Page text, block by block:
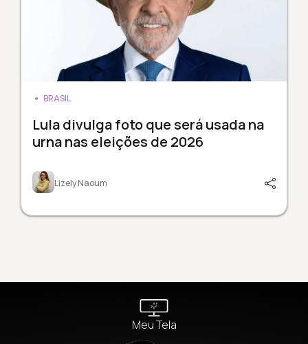
BRASIL
Lula divulga foto que será usada na
urna nas eleições de 2026
Lizely Naoum
Meu Tela